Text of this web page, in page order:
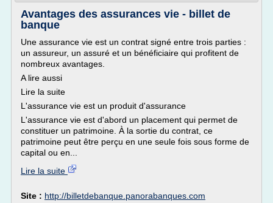
Avantages des assurances vie - billet de
banque
Une assurance vie est un contrat signé entre trois parties :
un assureur, un assuré et un bénéficiaire qui profitent de
nombreux avantages.
A lire aussi
Lire la suite
L'assurance vie est un produit d'assurance
L'assurance vie est d'abord un placement qui permet de
constituer un patrimoine. À la sortie du contrat, ce
patrimoine peut être perçu en une seule fois sous forme de
capital ou en...
Lire la suite
Site : http://billetdebanque.panorabanques.com